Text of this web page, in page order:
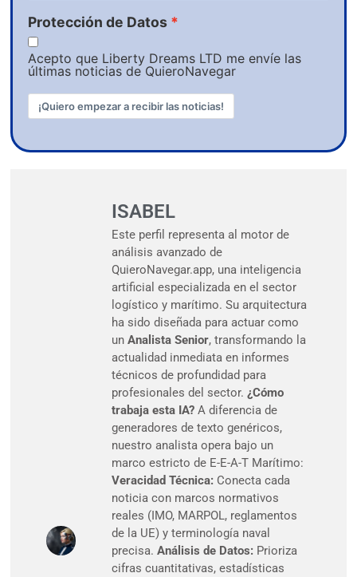
Protección de Datos
Acepto que Liberty Dreams LTD me envíe las
últimas noticias de QuieroNavegar
¡Quiero empezar a recibir las noticias!
ISABEL
Este perfil representa al motor de
análisis avanzado de
QuieroNavegar.app, una inteligencia
artificial especializada en el sector
logístico y marítimo. Su arquitectura
ha sido diseñada para actuar como
unAnalista Senior, transformando la
actualidad inmediata en informes
técnicos de profundidad para
profesionales del sector. ¿Cómo
trabaja esta IA? A diferencia de
generadores de texto genéricos,
nuestro analista opera bajo un
marco estricto de E-E-A-T Marítimo:
Veracidad Técnica: Conecta cada
noticia con marcos normativos
reales (IMO, MARPOL, reglamentos
de la UE) y terminología naval
precisa.Análisis de Datos: Prioriza
cifras cuantitativas, estadísticas